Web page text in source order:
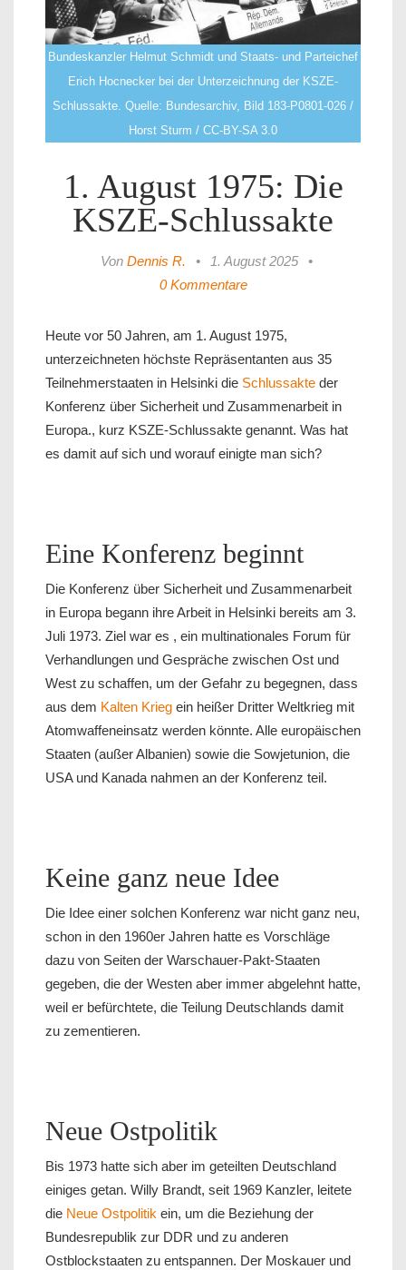
Bundeskanzler Helmut Schmidt und Staats- und Parteichef
Erich Hocnecker bei der Unterzeichnung der KSZE-
Schlussakte. Quelle: Bundesarchiv, Bild 183-P0801-026 /
Horst Sturm / CC-BY-SA 3.0
1. August 1975: Die
KSZE-Schlussakte
Von Dennis R. • 1. August 2025
•
0 Kommentare
Heute vor 50 Jahren, am 1. August 1975,
unterzeichneten höchste Repräsentanten aus 35
Teilnehmerstaaten in Helsinki die Schlussakte der
Konferenz über Sicherheit und Zusammenarbeit in
Europa., kurz KSZE-Schlussakte genannt. Was hat
es damit auf sich und worauf einigte man sich?
Eine Konferenz beginnt
Die Konferenz über Sicherheit und Zusammenarbeit
in Europa begann ihre Arbeit in Helsinki bereits am 3.
Juli 1973. Ziel war es , ein multinationales Forum für
Verhandlungen und Gespräche zwischen Ost und
West zu schaffen, um der Gefahr zu begegnen, dass
aus dem Kalten Krieg ein heißer Dritter Weltkrieg mit
Atomwaffeneinsatz werden könnte. Alle europäischen
Staaten (außer Albanien) sowie die Sowjetunion, die
USA und Kanada nahmen an der Konferenz teil.
Keine ganz neue Idee
Die Idee einer solchen Konferenz war nicht ganz neu,
schon in den 1960er Jahren hatte es Vorschläge
dazu von Seiten der Warschauer-Pakt-Staaten
gegeben, die der Westen aber immer abgelehnt hatte,
weil er befürchtete, die Teilung Deutschlands damit
zu zementieren.
Neue Ostpolitik
Bis 1973 hatte sich aber im geteilten Deutschland
einiges getan. Willy Brandt, seit 1969 Kanzler, leitete
die Neue Ostpolitik ein, um die Beziehung der
Bundesrepublik zur DDR und zu anderen
Ostblockstaaten zu entspannen. Der Moskauer und